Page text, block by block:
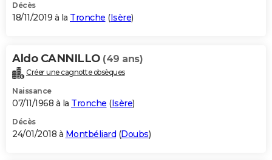
Décès
18/11/2019 à la Tronche (Isère)
Aldo CANNILLO (49 ans)
Créer une cagnotte obsèques
Naissance
07/11/1968 à la Tronche (Isère)
Décès
24/01/2018 à Montbéliard (Doubs)